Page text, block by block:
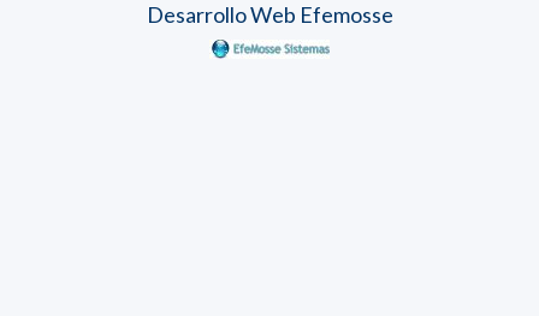
Desarrollo Web Efemosse